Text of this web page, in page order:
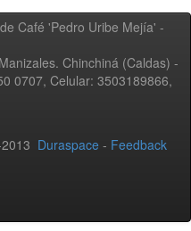
Café 'Pedro Uribe Mejía' -
Chinchiná (Caldas) -
0707, Celular: 3503189866,
Duraspace - Feedback